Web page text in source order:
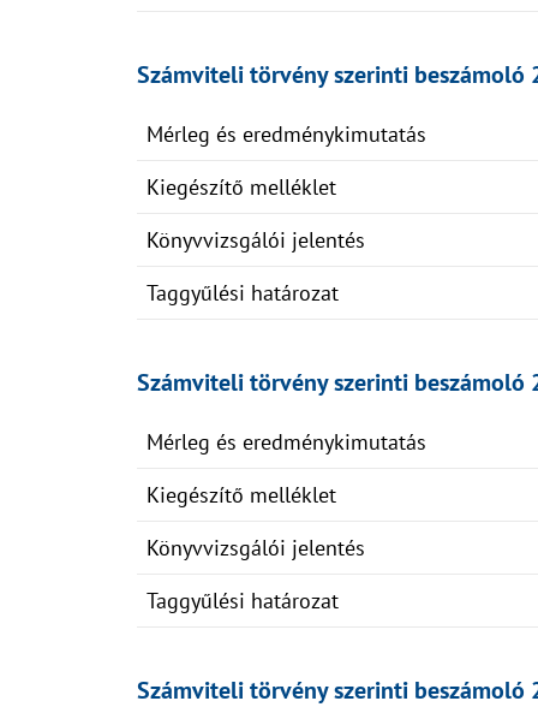
Számviteli törvény szerinti beszámoló
Mérleg és eredménykimutatás
Kiegészítő melléklet
Könyvvizsgálói jelentés
Taggyűlési határozat
Számviteli törvény szerinti beszámoló
Mérleg és eredménykimutatás
Kiegészítő melléklet
Könyvvizsgálói jelentés
Taggyűlési határozat
Számviteli törvény szerinti beszámoló